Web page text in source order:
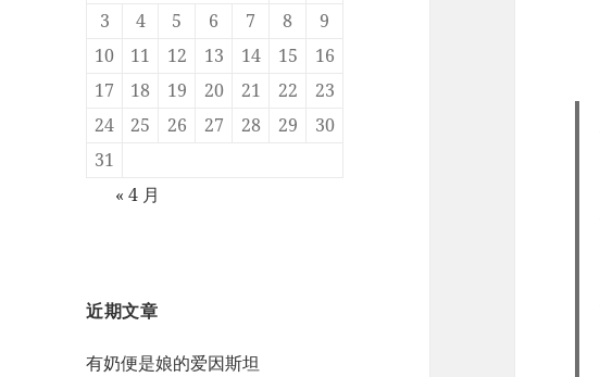
3
4 5 6 7 8
9
10
11 12 13 14 15
16
17
18 19 20 21 22
23
24
25 26 27 28 29
30
31
« 4 月
近期文章
有奶便是娘的爱因斯坦